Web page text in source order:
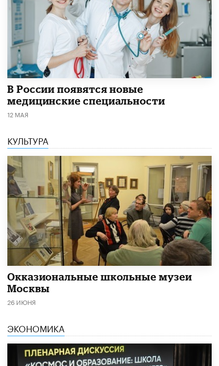
В России появятся новые
медицинские специальности
12 МАЯ
КУЛЬТУРА
​Окказиональные школьные музеи
Москвы
26 ИЮНЯ
ЭКОНОМИКА